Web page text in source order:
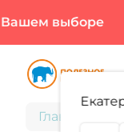
выборе
Главная